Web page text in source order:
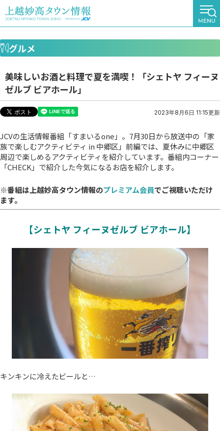
グルメ
美味しいお酒と料理で夏を満喫！「シェトヤ フィーヌ
ゼルブ ビアホール」
2023年8月6日 11:15更新
JCVの生活情報番組「すまいるone」。7月30日から放送中の「家
族で楽しむアクティビティ in 中郷区」前編では、夏休みに中郷区
周辺で楽しめるアクティビティを紹介しています。番組内コーナー
「CHECK」で紹介した今気になるお店を紹介します。
※番組は上越妙高タウン情報のプレミアム会員でご視聴いただけ
ます。
【シェトヤ フィーヌゼルブ ビアホール】
キンキンに冷えたビールと…